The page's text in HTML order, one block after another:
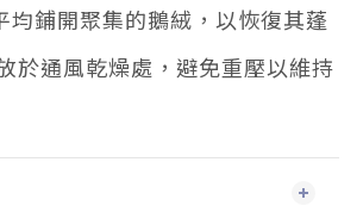
均鋪開聚集的鵝絨，以恢復其蓬
於通風乾燥處，避免重壓以維持